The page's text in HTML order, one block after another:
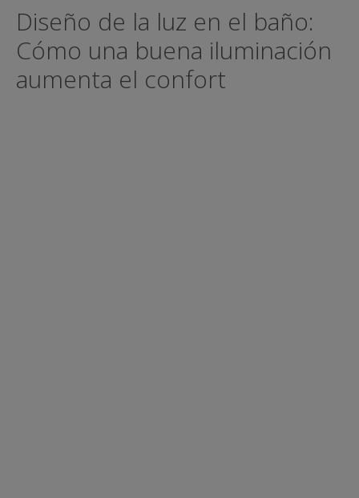
Diseño de la luz en el baño:
Cómo una buena iluminación
aumenta el confort